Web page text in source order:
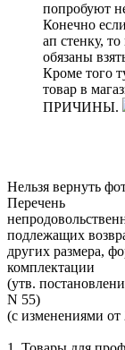
попробуют
Конечно
ап стенку,
обязаны
Кроме того
товар в
ПРИЧИНЫ.
Нельзя вернуть
Перечень
подлежащих
других размера,
комплектации
(утв.
N 55)
(с изменениями от